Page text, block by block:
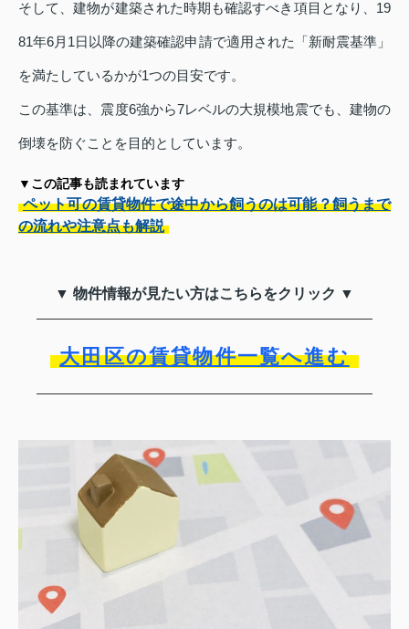
そして、建物が建築された時期も確認すべき項目となり、19
81年6月1日以降の建築確認申請で適用された「新耐震基準」
を満たしているかが1つの目安です。
この基準は、震度6強から7レベルの大規模地震でも、建物の
倒壊を防ぐことを目的としています。
▼この記事も読まれています
ペット可の賃貸物件で途中から飼うのは可能？飼うまで
の流れや注意点も解説
▼ 物件情報が見たい方はこちらをクリック ▼
大田区の賃貸物件一覧へ進む